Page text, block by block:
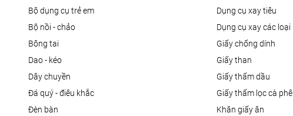
bộ dụng cụ trẻ em
bộ nồi - chảo
bông tai
dao - kéo
dây chuyền
đá quý - điêu khắc
đèn bàn
dụng cụ xay tiêu
dụng cụ xay các loại
giấy chống dính
giấy than
giấy thấm dầu
giấy thấm lọc cà phê
khăn giấy ăn